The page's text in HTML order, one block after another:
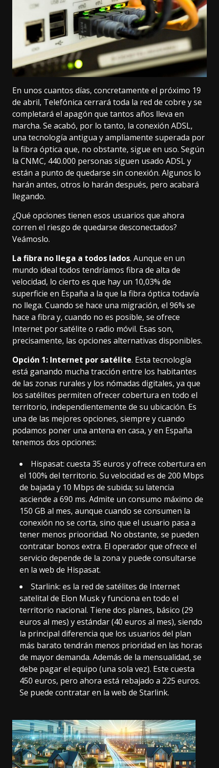
En unos cuantos días, concretamente el próximo 19
de abril, Telefónica cerrará toda la red de cobre y se
completará el apagón que tantos años lleva en
marcha. Se acabó, por lo tanto, la conexión ADSL,
una tecnología antigua y ampliamente superada por
la fibra óptica que, no obstante, sigue en uso. Según
la CNMC, 440.000 personas siguen usado ADSL y
están a punto de quedarse sin conexión. Algunos lo
harán antes, otros lo harán después, pero acabará
llegando.
¿Qué opciones tienen esos usuarios que ahora
corren el riesgo de quedarse desconectados?
Veámoslo.
La fibra no llega a todos lados. Aunque en un
mundo ideal todos tendríamos fibra de alta de
velocidad, lo cierto es que hay un 10,03% de
superficie en España a la que la fibra óptica todavía
no llega. Cuando se hace una migración, el 96% se
hace a fibra y, cuando no es posible, se ofrece
Internet por satélite o radio móvil. Esas son,
precisamente, las opciones alternativas disponibles.
Opción 1: Internet por satélite. Esta tecnología
está ganando mucha tracción entre los habitantes
de las zonas rurales y los nómadas digitales, ya que
los satélites permiten ofrecer cobertura en todo el
territorio, independientemente de su ubicación. Es
una de las mejores opciones, siempre y cuando
podamos poner una antena en casa, y en España
tenemos dos opciones:
Hispasat: cuesta 35 euros y ofrece cobertura en
el 100% del territorio. Su velocidad es de 200 Mbps
de bajada y 10 Mbps de subida; su latencia
asciende a 690 ms. Admite un consumo máximo de
150 GB al mes, aunque cuando se consumen la
conexión no se corta, sino que el usuario pasa a
tener menos priooridad. No obstante, se pueden
contratar bonos extra. El operador que ofrece el
servicio depende de la zona y puede consultarse
en la web de Hispasat.
Starlink: es la red de satélites de Internet
satelital de Elon Musk y funciona en todo el
territorio nacional. Tiene dos planes, básico (29
euros al mes) y estándar (40 euros al mes), siendo
la principal diferencia que los usuarios del plan
más barato tendrán menos prioridad en las horas
de mayor demanda. Además de la mensualidad, se
debe pagar el equipo (una sola vez). Este cuesta
450 euros, pero ahora está rebajado a 225 euros.
Se puede contratar en la web de Starlink.